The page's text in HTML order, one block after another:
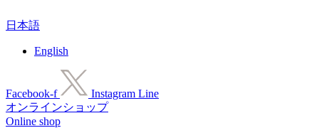
ン
ス
キ
日本語
English
Facebook-f Instagram Line
オンラインショップ
Online shop